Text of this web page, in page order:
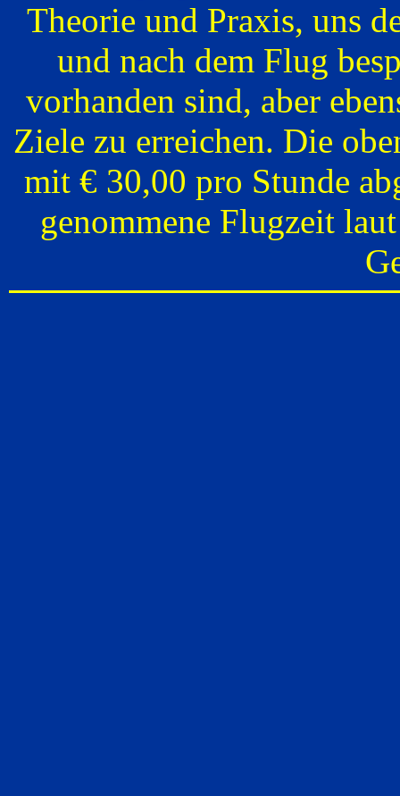
Theorie und Praxis, uns
und nach dem Flug
vorhanden sind, aber
Ziele zu erreichen. Die
mit € 30,00 pro Stunde
genommene Flugzeit